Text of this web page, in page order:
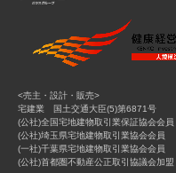
<売主・設計・販売>
宅建業 国土交通大臣(5)第6871号
(公社)全国宅地建物取引業保証協会会員
(公社)埼玉県宅地建物取引業協会会員
(一社)千葉県宅地建物取引業協会会員
(公社)首都圏不動産公正取引協議会加盟